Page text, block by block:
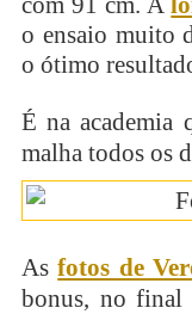
o ensaio muito
o ótimo
É na academia
malha todos os
Asfotos de
bonus, no final